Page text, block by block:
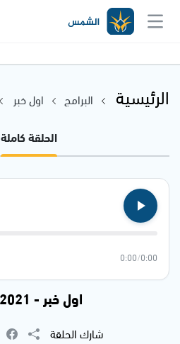
الرئيسية البرامج اول خبر
الحلقة كاملة
0:00
/
0:00
اول خبر - 26.07.2021
شارك الحلقة